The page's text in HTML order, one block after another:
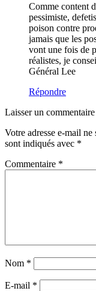
Comme content
pessimiste,
poison contre
jamais que les
vont une fois de
réalistes, je
Général Lee
Répondre
Laisser un commentaire
Votre adresse e-mail ne
sont indiqués avec *
Commentaire *
Nom *
E-mail *